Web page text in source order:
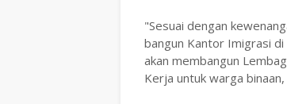
"Sesuai dengan
bangun Kantor Imigrasi
akan membangun
Kerja untuk warga